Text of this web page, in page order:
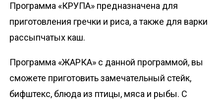
Программа «КРУПА» предназначена для
приготовления гречки и риса, а также для варки
рассыпчатых каш.
Программа «ЖАРКА» с данной программой, вы
сможете приготовить замечательный стейк,
бифштекс, блюда из птицы, мяса и рыбы. С